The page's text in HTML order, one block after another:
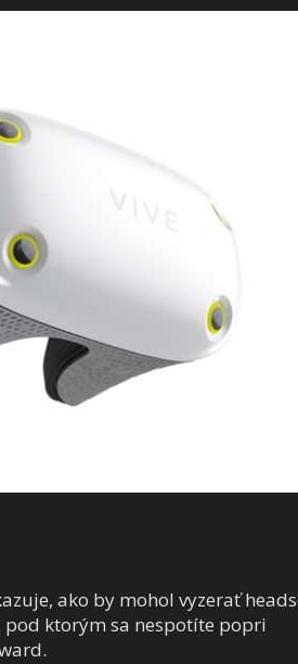
ako by mohol vyzerať
pod ktorým sa nespotíte popri